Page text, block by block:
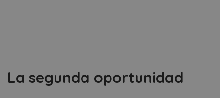
La segunda oportunidad